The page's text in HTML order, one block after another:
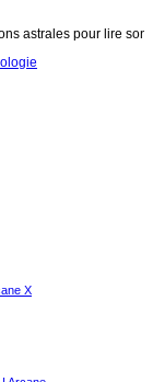
astrales pour lire
X